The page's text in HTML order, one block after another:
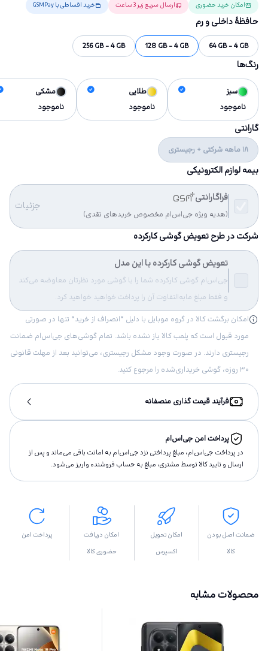
امکان خرید حضوری ارسال سریع زیر 3 ساعت خرید اقساطی با GSMPay
حافظهٔ داخلی و رم
64 GB - 4 GB
128 GB - 4 GB
256 GB - 4 GB
رنگ‌ها
سبز
ناموجود
طلایی
ناموجود
مشکی
ناموجود
گارانتی
18 ماهه شرکتی + رجیستری
بیمه لوازم الکترونیکی
فراگارانتی
(هدیه ویژه جی‌اس‌ام مخصوص خریدهای نقدی)
جزئیات
شرکت در طرح تعویض گوشی کارکرده
تعویض گوشی کارکرده با این مدل
جی‌اس‌ام گوشی کارکرده شما را با گوشی مورد نظرتان معاوضه می‌کند
و فقط مبلغ مابه‌التفاوت آن را پرداخت خواهید خواهید کرد.
امکان برگشت کالا در گروه موبایل با دلیل “انصراف از خرید“ تنها در صورتی
مورد قبول است که پلمب کالا باز نشده باشد. تمام گوشی‌های جی‌اس‌ام ضمانت
رجیستری دارند. در صورت وجود مشکل رجیستری، می‌توانید بعد از مهلت قانونی
۳۰ روزه، گوشی خریداری‌شده را مرجوع کنید.
فرآیند قیمت گذاری منصفانه
پرداخت امن جی‌اس‌ام
در پرداخت جی‌اس‌ام، مبلغ پرداختى نزد جی‌اس‌ام به امانت باقى مى‌ماند و پس از
ارسال و تاييد كالا توسط مشتری، مبلغ به حساب فروشنده واريز مى‌شود.
ضمانت اصل بودن
کالا
امکان تحویل
اکسپرس
امکان دریافت
حضوری کالا
پرداخت امن
محصولات مشابه